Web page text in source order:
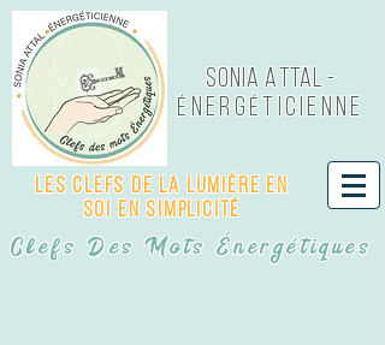
Sonia Attal -
É NERG É TICIENNE
Les Clefs de LA LUMIÈRE EN
SOI EN SIMPLICITÉ
Clefs Des Mots Énergétiques